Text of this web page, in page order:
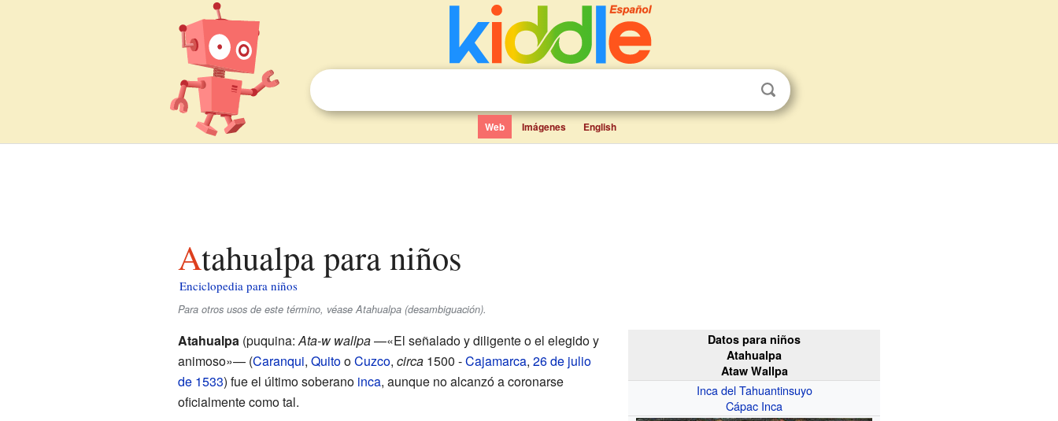
Web Imágenes English
Atahualpa para niños
Enciclopedia para niños
Para otros usos de este término, véase Atahualpa (desambiguación).
Datos para niños
Atahualpa
Ataw Wallpa
Inca del Tahuantinsuyo
Cápac Inca
Atahualpa(puquina:Ata-w wallpa—«El señalado y diligente o el elegido y
animoso»— (Caranqui, QuitooCuzco, circa1500 -Cajamarca, 26 de julio
de 1533) fue el último soberano inca, aunque no alcanzó a coronarse
oficialmente como tal.